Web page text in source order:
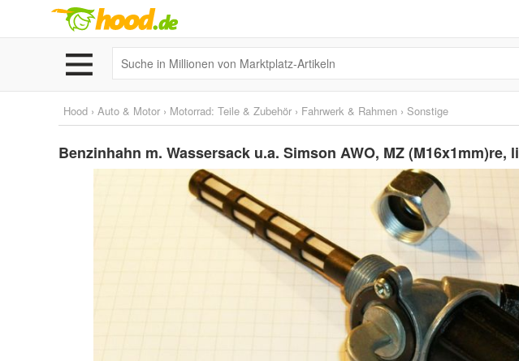
Hood › Auto & Motor › Motorrad: Teile & Zubehör › Fahrwerk & Rahmen › Sonstige
Benzinhahn m. Wassersack u.a. Simson AWO, MZ (M16x1mm)re, li